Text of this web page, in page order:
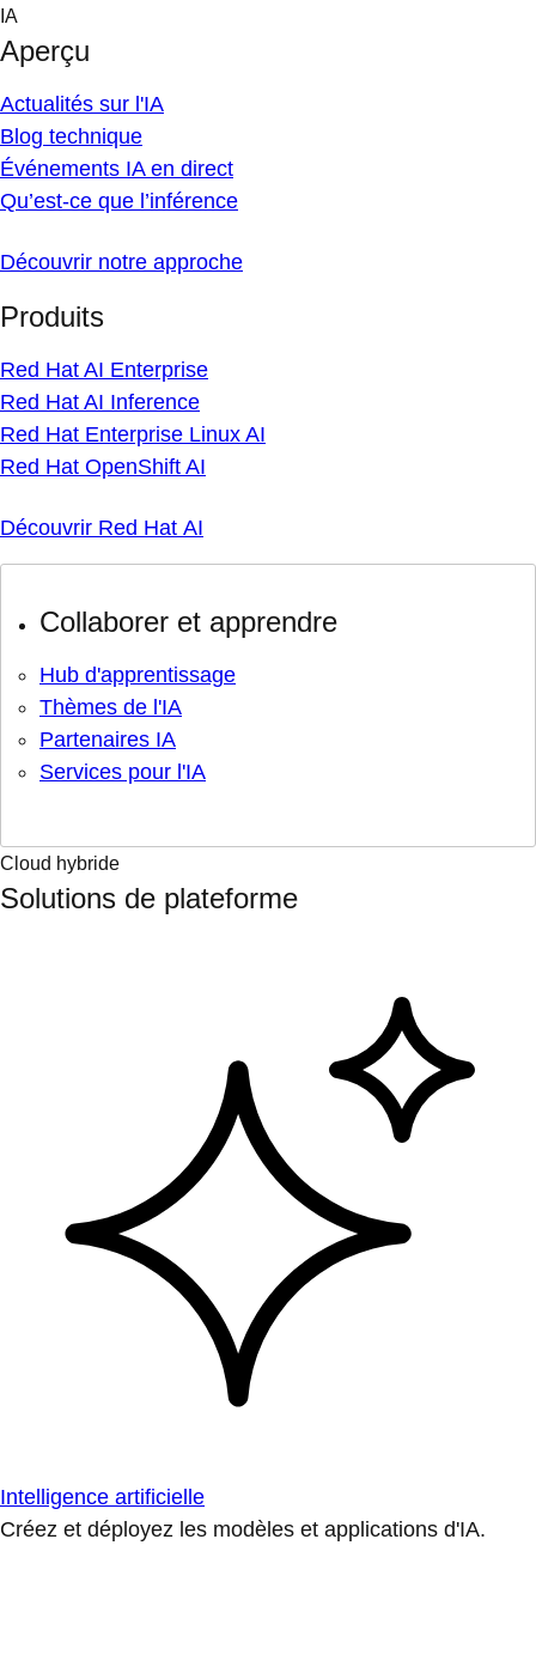
Skip
content
IA
Aperçu
Actualités sur l'IA
Blog technique
Événements IA en direct
Qu’est-ce que l’inférence
Découvrir notre approche
Produits
Red Hat AI Enterprise
Red Hat AI Inference
Red Hat Enterprise Linux AI
Red Hat OpenShift AI
Découvrir Red Hat AI
Collaborer et apprendre
Hub d'apprentissage
Thèmes de l'IA
Partenaires IA
Services pour l'IA
Cloud hybride
Solutions de plateforme
Intelligence artificielle
Créez et déployez les modèles et applications d'IA.